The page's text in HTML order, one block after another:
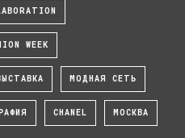
WEEK
МОДНАЯ СЕТЬ
CHANEL МОСКВА